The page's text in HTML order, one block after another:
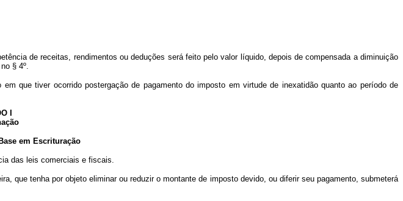
de receitas, rendimentos ou deduções será feito pelo valor líquido, depois de compensada a diminuição
§ 4º.
tiver ocorrido postergação de pagamento do imposto em virtude de inexatidão quanto ao período de
I
em Escrituração
das leis comerciais e fiscais.
tenha por objeto eliminar ou reduzir o montante de imposto devido, ou diferir seu pagamento, submeterá